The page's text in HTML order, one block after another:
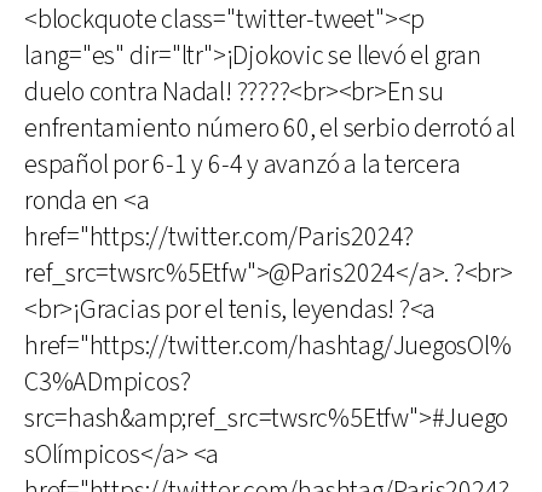
<blockquote class="twitter-tweet"><p
lang="es" dir="ltr">¡Djokovic se llevó el gran
duelo contra Nadal! ?????<br><br>En su
enfrentamiento número 60, el serbio derrotó al
español por 6-1 y 6-4 y avanzó a la tercera
ronda en <a
href="https://twitter.com/Paris2024?
ref_src=twsrc%5Etfw">@Paris2024</a>. ?<br>
<br>¡Gracias por el tenis, leyendas! ?<a
href="https://twitter.com/hashtag/JuegosOl%
C3%ADmpicos?
src=hash&amp;ref_src=twsrc%5Etfw">#Juego
sOlímpicos</a> <a